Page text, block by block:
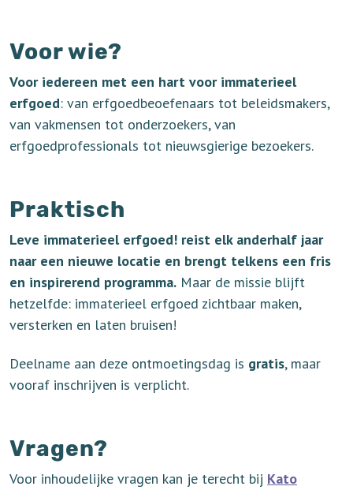
Voor wie?
Voor iedereen met een hart voor immaterieel
erfgoed: van erfgoedbeoefenaars tot beleidsmakers,
van vakmensen tot onderzoekers, van
erfgoedprofessionals tot nieuwsgierige bezoekers.
Praktisch
Leve immaterieel erfgoed! reist elk anderhalf jaar
naar een nieuwe locatie en brengt telkens een fris
en inspirerend programma. Maar de missie blijft
hetzelfde: immaterieel erfgoed zichtbaar maken,
versterken en laten bruisen!
Deelname aan deze ontmoetingsdag is gratis, maar
vooraf inschrijven is verplicht.
Vragen?
Voor inhoudelijke vragen kan je terecht bij Kato